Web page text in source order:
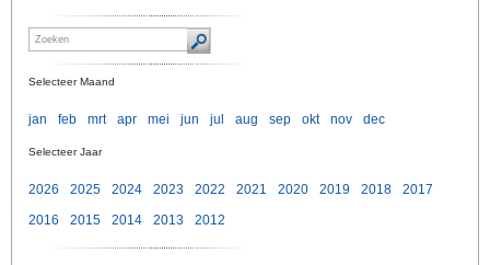
Selecteer Maand
jan feb mrt apr mei jun jul aug sep okt nov dec
Selecteer Jaar
2026 2025 2024 2023 2022 2021 2020 2019 2018
2017
2016
2015 2014 2013 2012